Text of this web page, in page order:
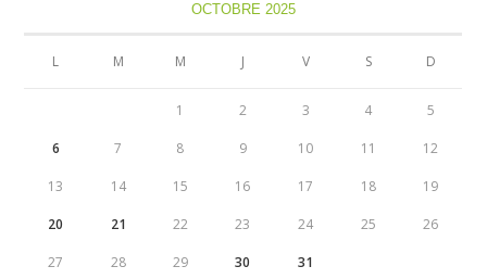
OCTOBRE 2025
L M M J V S D
1 2 3 4 5
6 7 8 9 10 11 12
13 14 15 16 17 18 19
20 21 22 23 24 25 26
27 28 29 30 31